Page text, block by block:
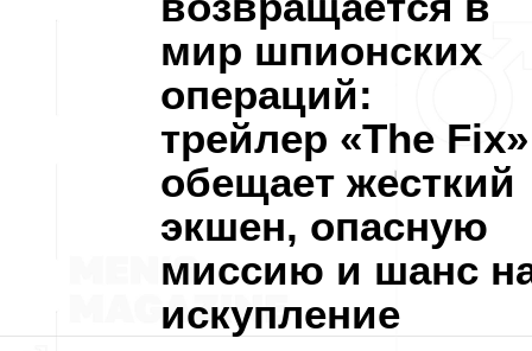
мир шпионских
операций:
трейлер «The Fix»
обещает жесткий
экшен, опасную
миссию и шанс
искупление